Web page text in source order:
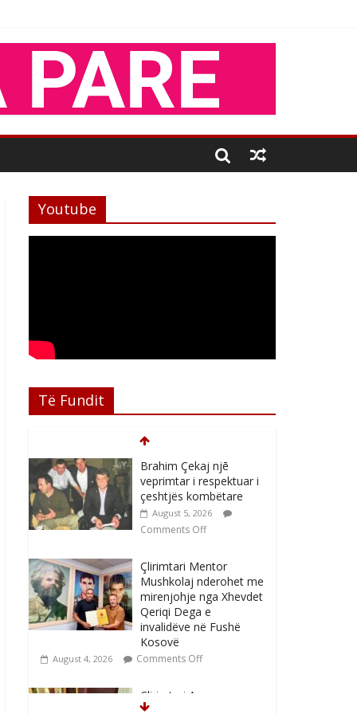
Youtube
Të Fundit
Brahim Çekaj njē
veprimtar i respektuar i
çeshtjës kombëtare
August 5, 2026
Comments Off
Çlirimtari Mentor
Mushkolaj nderohet me
mirenjohje nga Xhevdet
Qeriqi Dega e
invalidëve në Fushë
Kosovë
August 4, 2026 Comments Off
Çlirimtari Agron
Gërvalla me takime